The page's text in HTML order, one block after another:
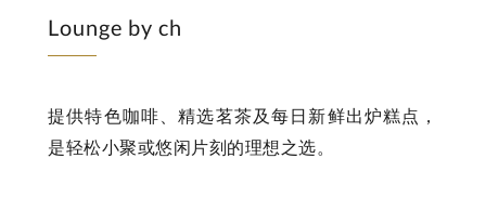
Lounge by ch
提供特色咖啡、精选茗茶及每日新鲜出炉糕点，
是轻松小聚或悠闲片刻的理想之选。